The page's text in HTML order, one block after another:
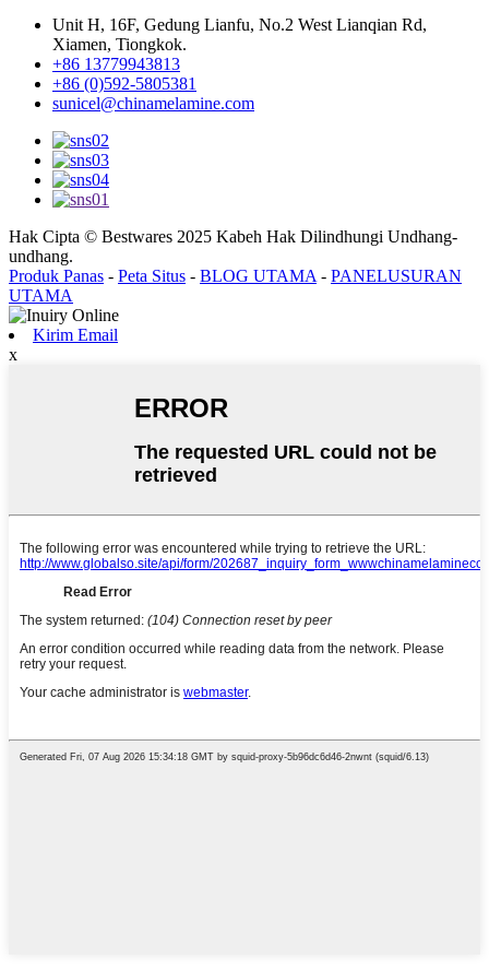
Unit H, 16F, Gedung Lianfu, No.2 West Lianqian Rd,
Xiamen, Tiongkok.
+86 13779943813
+86 (0)592-5805381
sunicel@chinamelamine.com
Hak Cipta © Bestwares 2025 Kabeh Hak Dilindhungi Undhang-
undhang.
Produk Panas - Peta Situs - BLOG UTAMA - PANELUSURAN
UTAMA
Kirim Email
x